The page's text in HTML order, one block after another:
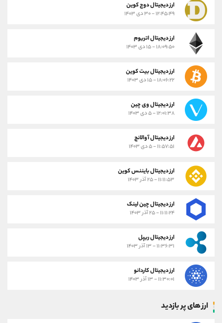
ارز دیجیتال دوج کوین
۱۲:۴۵:۴۹ - ۳۰ دی ۱۴۰۳
ارز دیجیتال اتریوم
۱۸:۰۹:۵۰ - ۱۵ دی ۱۴۰۳
ارز دیجیتال بیت کوین
۱۸:۰۶:۲۲ - ۱۵ دی ۱۴۰۳
ارز دیجیتال وی چین
۱۲:۰۱:۳۸ - ۵ دی ۱۴۰۳
ارز دیجیتال آوالانچ
۱۱:۵۷:۵۱ - ۵ دی ۱۴۰۳
ارز دیجیتال بایننس کوین
۱۱:۱۱:۵۳ - ۲۵ آذر ۱۴۰۳
ارز دیجیتال چین لینک
۱۱:۱۱:۲۴ - ۲۵ آذر ۱۴۰۳
ارز دیجیتال ریپل
۱۱:۳۶:۳۱ - ۱۳ آذر ۱۴۰۳
ارز دیجیتال کاردانو
۱۱:۳۰:۰۱ - ۱۳ آذر ۱۴۰۳
ارز های پر بازدید